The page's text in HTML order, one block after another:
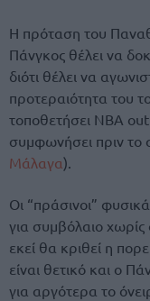
Η πρόταση του
Πάνγκος θέλει να
διότι θέλει να
προτεραιότητα του
τοποθετήσει NBA
συμφωνήσει πριν το
Μάλαγα).
Οι “πράσινοι”
για συμβόλαιο
εκεί θα κριθεί η
είναι θετικό και ο
για αργότερα το